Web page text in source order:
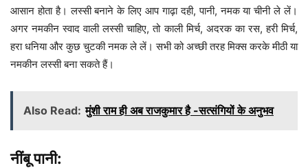
आसान होता है। लस्सी बनाने के लिए आप गाढ़ा दही, पानी, नमक या चीनी ले लें।
अगर नमकीन स्वाद वाली लस्सी चाहिए, तो काली मिर्च, अदरक का रस, हरी मिर्च,
हरा धनिया और कुछ चुटकी नमक ले लें। सभी को अच्छी तरह मिक्स करके मीठी या
नमकीन लस्सी बना सकते हैं।
Also Read: मुंशी राम ही अब राजकुमार है -सत्संगियों के अनुभव
नींबू पानी: